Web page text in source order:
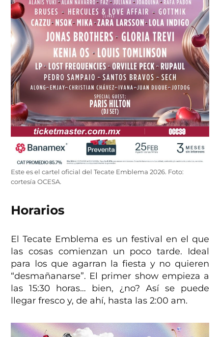
Este es el cartel oficial del Tecate Emblema 2026. Foto:
cortesía OCESA.
Horarios
El Tecate Emblema es un festival en el que
las cosas comienzan un poco tarde. Ideal
para los que agarran la fiesta y no quieren
“desmañanarse”. El primer show empieza a
las 15:30 horas… bien, ¿no? Así se puede
llegar fresco y, de ahí, hasta las 2:00 am.